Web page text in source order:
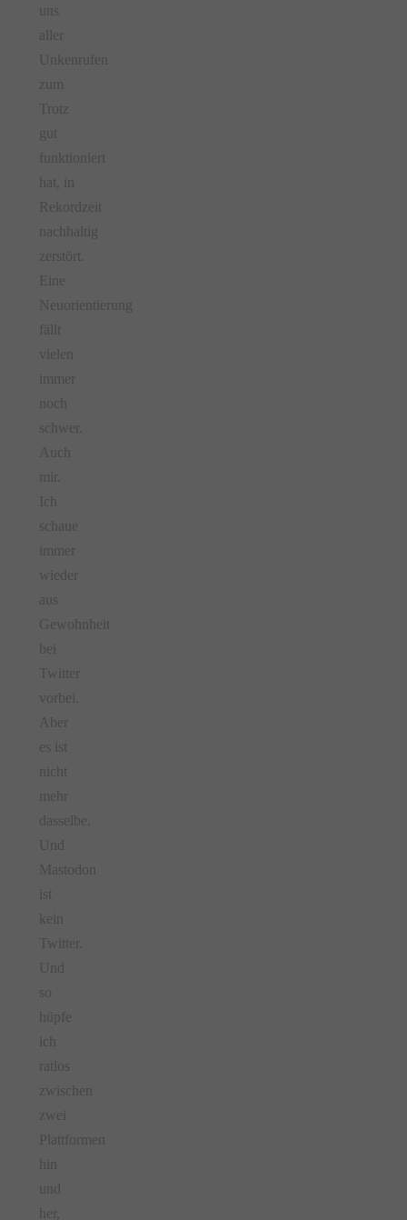
uns
aller
Unkenrufen
zum
Trotz
gut
funktioniert
hat, in
Rekordzeit
nachhaltig
zerstört.
Eine
Neuorientierung
fällt
vielen
immer
noch
schwer.
Auch
mir.
Ich
schaue
immer
wieder
aus
Gewohnheit
bei
Twitter
vorbei.
Aber
es ist
nicht
mehr
dasselbe.
Und
Mastodon
ist
kein
Twitter.
Und
so
hüpfe
ich
ratlos
zwischen
zwei
Plattformen
und
her,